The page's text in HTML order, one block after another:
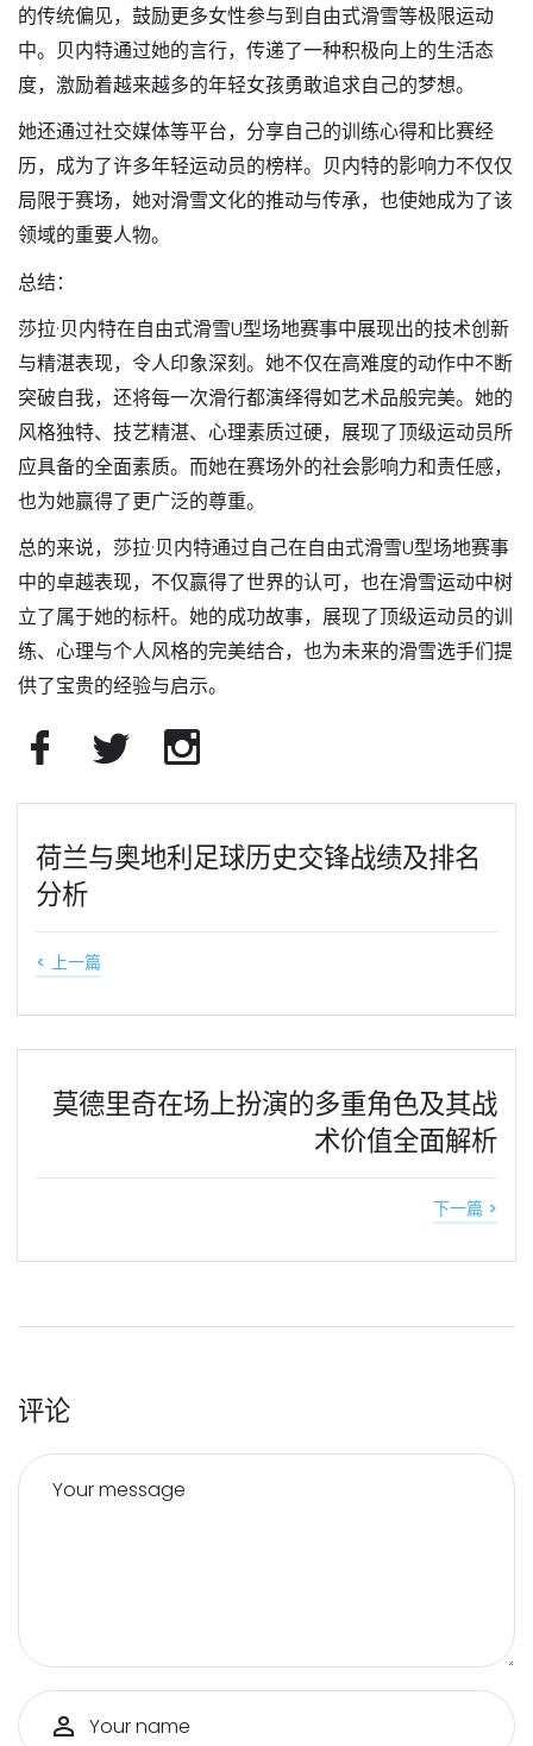
的传统偏见，鼓励更多女性参与到自由式滑雪等极限运动
中。贝内特通过她的言行，传递了一种积极向上的生活态
度，激励着越来越多的年轻女孩勇敢追求自己的梦想。
她还通过社交媒体等平台，分享自己的训练心得和比赛经
历，成为了许多年轻运动员的榜样。贝内特的影响力不仅仅
局限于赛场，她对滑雪文化的推动与传承，也使她成为了该
领域的重要人物。
总结：
莎拉·贝内特在自由式滑雪U型场地赛事中展现出的技术创新
与精湛表现，令人印象深刻。她不仅在高难度的动作中不断
突破自我，还将每一次滑行都演绎得如艺术品般完美。她的
风格独特、技艺精湛、心理素质过硬，展现了顶级运动员所
应具备的全面素质。而她在赛场外的社会影响力和责任感，
也为她赢得了更广泛的尊重。
总的来说，莎拉·贝内特通过自己在自由式滑雪U型场地赛事
中的卓越表现，不仅赢得了世界的认可，也在滑雪运动中树
立了属于她的标杆。她的成功故事，展现了顶级运动员的训
练、心理与个人风格的完美结合，也为未来的滑雪选手们提
供了宝贵的经验与启示。
荷兰与奥地利足球历史交锋战绩及排名
分析
< 上一篇
莫德里奇在场上扮演的多重角色及其战
术价值全面解析
下一篇 >
评论
Your message
Your name